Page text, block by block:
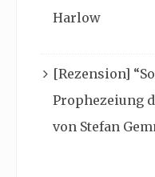
Harlow
[Rezension]
Prophezeiung
von Stefan